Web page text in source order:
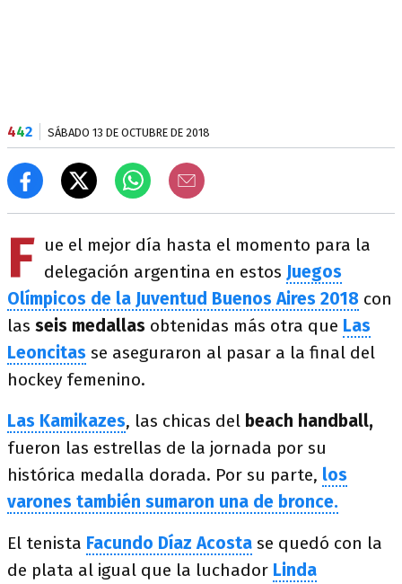
442 SÁBADO 13 DE OCTUBRE DE 2018
F ue el mejor día hasta el momento para la
delegación argentina en estos Juegos
Olímpicos de la Juventud Buenos Aires 2018 con
las seis medallas obtenidas más otra que Las
Leoncitas se aseguraron al pasar a la final del
hockey femenino.
Las Kamikazes, las chicas del beach handball,
fueron las estrellas de la jornada por su
histórica medalla dorada. Por su parte, los
varones también sumaron una de bronce.
El tenista Facundo Díaz Acosta se quedó con la
de plata al igual que la luchador Linda